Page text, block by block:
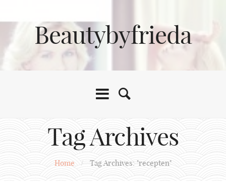
Beautybyfrieda
Tag Archives
Home / Tag Archives: "recepten"